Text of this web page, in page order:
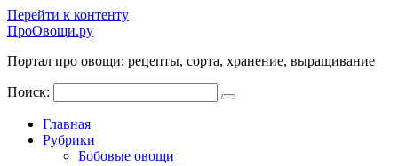
Перейти к контенту
ПроОвощи.ру
Портал про овощи: рецепты, сорта, хранение, выращивание
Поиск:
Главная
Рубрики
Бобовые овощи